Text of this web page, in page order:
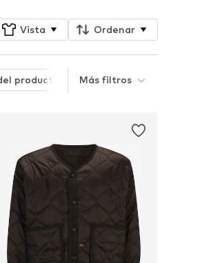
Vista Ordenar
producto Style Tipo de
Más filtros